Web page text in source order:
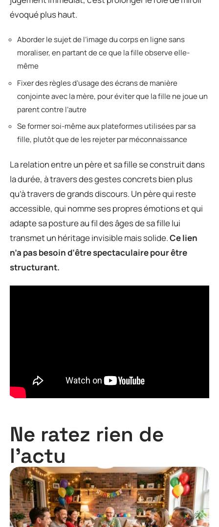
évoqué plus haut.
Aborder le sujet de l’image du corps en ligne sans
moraliser, en partant de ce que la fille observe elle-
même
Fixer des règles d’usage des écrans de manière
conjointe avec la mère, pour éviter que la fille ne joue un
parent contre l’autre
Se former soi-même aux plateformes utilisées par sa
fille, plutôt que de les rejeter par méconnaissance
La relation entre un père et sa fille se construit dans
la durée, à travers des gestes concrets bien plus
qu’à travers de grands discours. Un père qui reste
accessible, qui nomme ses propres émotions et qui
adapte sa posture au fil des âges de sa fille lui
transmet un héritage invisible mais solide.Ce lien
n’a pas besoin d’être spectaculaire pour être
structurant.
Ne ratez rien de
l'actu